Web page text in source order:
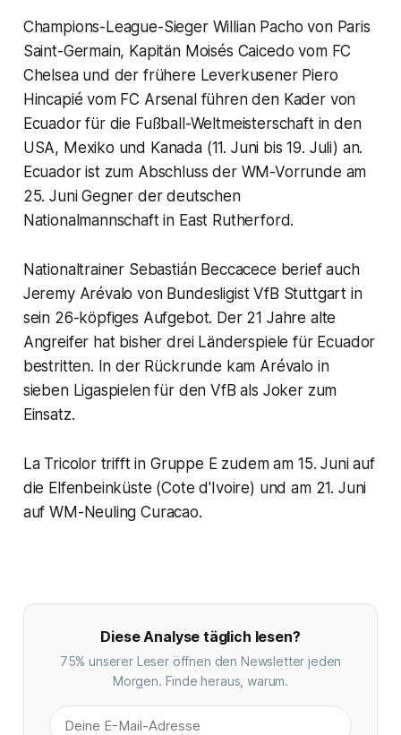
Champions-League-Sieger Willian Pacho von Paris
Saint-Germain, Kapitän Moisés Caicedo vom FC
Chelsea und der frühere Leverkusener Piero
Hincapié vom FC Arsenal führen den Kader von
Ecuador für die Fußball-Weltmeisterschaft in den
USA, Mexiko und Kanada (11. Juni bis 19. Juli) an.
Ecuador ist zum Abschluss der WM-Vorrunde am
25. Juni Gegner der deutschen
Nationalmannschaft in East Rutherford.
Nationaltrainer Sebastián Beccacece berief auch
Jeremy Arévalo von Bundesligist VfB Stuttgart in
sein 26-köpfiges Aufgebot. Der 21 Jahre alte
Angreifer hat bisher drei Länderspiele für Ecuador
bestritten. In der Rückrunde kam Arévalo in
sieben Ligaspielen für den VfB als Joker zum
Einsatz.
La Tricolor trifft in Gruppe E zudem am 15. Juni auf
die Elfenbeinküste (Cote d'Ivoire) und am 21. Juni
auf WM-Neuling Curacao.
Diese Analyse täglich lesen?
75% unserer Leser öffnen den Newsletter jeden
Morgen. Finde heraus, warum.